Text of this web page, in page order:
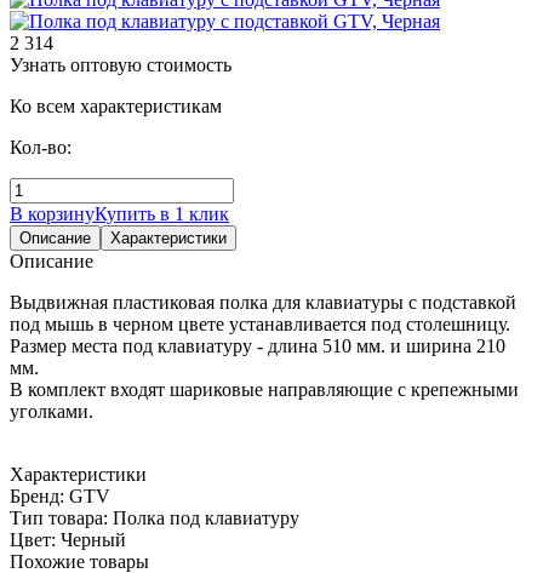
2 314
Узнать оптовую стоимость
Ко всем характеристикам
Кол-во:
В корзинуКупить в 1 клик
Описание Характеристики
Описание
Выдвижная пластиковая полка для клавиатуры с подставкой
под мышь в черном цвете устанавливается под столешницу.
Размер места под клавиатуру - длина 510 мм. и ширина 210
мм.
В комплект входят шариковые направляющие с крепежными
уголками.
Характеристики
Бренд: GTV
Тип товара: Полка под клавиатуру
Цвет: Черный
Похожие товары